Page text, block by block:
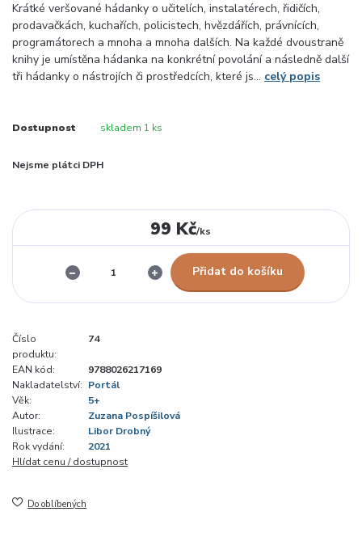
Krátké veršované hádanky o učitelích, instalatérech, řidičích,
prodavačkách, kuchařích, policistech, hvězdářích, právnících,
programátorech a mnoha a mnoha dalších. Na každé dvoustraně
knihy je umístěna hádanka na konkrétní povolání a následně další
tři hádanky o nástrojích či prostředcích, které js... celý popis
Dostupnost skladem 1 ks
Nejsme plátci DPH
99 Kč/ks
Přidat do košíku
Číslo
produktu:
74
EAN kód:
9788026217169
Nakladatelství: Portál
Věk:
5+
Autor:
Zuzana Pospíšilová
Ilustrace:
Libor Drobný
Rok vydání:
2021
Hlídat cenu / dostupnost
Do oblíbených